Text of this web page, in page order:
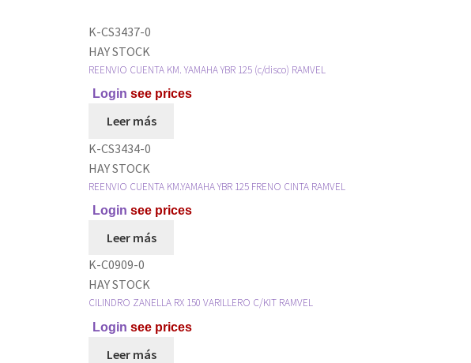
K-CS3437-0
HAY STOCK
REENVIO CUENTA KM. YAMAHA YBR 125 (c/disco) RAMVEL
Login see prices
Leer más
K-CS3434-0
HAY STOCK
REENVIO CUENTA KM.YAMAHA YBR 125 FRENO CINTA RAMVEL
Login see prices
Leer más
K-C0909-0
HAY STOCK
CILINDRO ZANELLA RX 150 VARILLERO C/KIT RAMVEL
Login see prices
Leer más